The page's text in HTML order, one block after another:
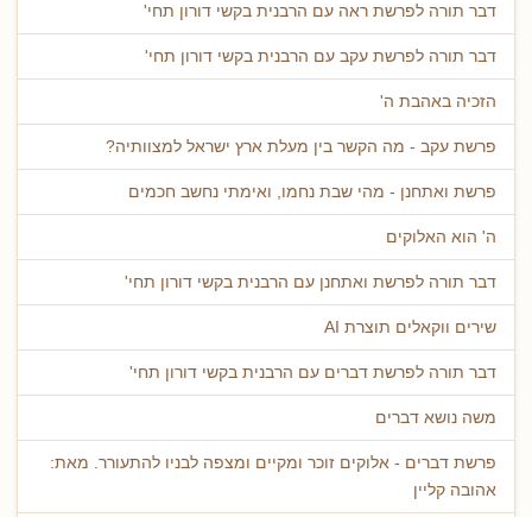
דבר תורה לפרשת ראה עם הרבנית בקשי דורון תחי'
דבר תורה לפרשת עקב עם הרבנית בקשי דורון תחי'
הזכיה באהבת ה'
פרשת עקב - מה הקשר בין מעלת ארץ ישראל למצוותיה?
פרשת ואתחנן - מהי שבת נחמו, ואימתי נחשב חכמים
ה' הוא האלוקים
דבר תורה לפרשת ואתחנן עם הרבנית בקשי דורון תחי'
שירים ווקאלים תוצרת AI
דבר תורה לפרשת דברים עם הרבנית בקשי דורון תחי'
משה נושא דברים
פרשת דברים - אלוקים זוכר ומקיים ומצפה לבניו להתעורר. מאת:
אהובה קליין